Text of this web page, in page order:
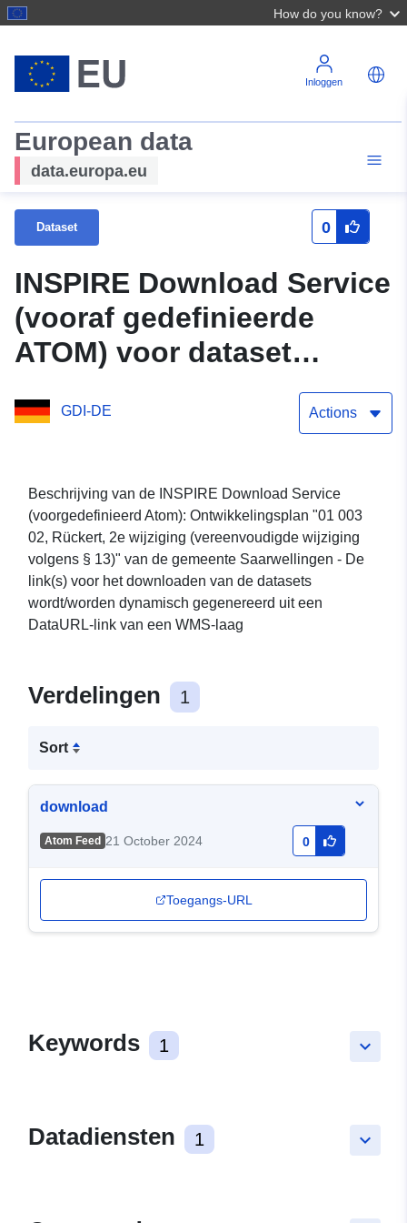
How do you know?
Inloggen
European data
data.europa.eu
Dataset 0
INSPIRE Download Service
(vooraf gedefinieerde
ATOM) voor dataset
ontwikkelingsplan "01 003
02, Rückert, 2. wijziging
volgens § 13)"
GDI-DE Actions
Beschrijving van de INSPIRE Download Service
(voorgedefinieerd Atom): Ontwikkelingsplan "01 003
02, Rückert, 2e wijziging (vereenvoudigde wijziging
volgens § 13)" van de gemeente Saarwellingen - De
link(s) voor het downloaden van de datasets
wordt/worden dynamisch gegenereerd uit een
DataURL-link van een WMS-laag
Verdelingen 1
Sort
download
Atom Feed 21 October 2024 0
Toegangs-URL
keyboard_arrow_down
Keywords 1
keyboard_arrow_down
Datadiensten 1